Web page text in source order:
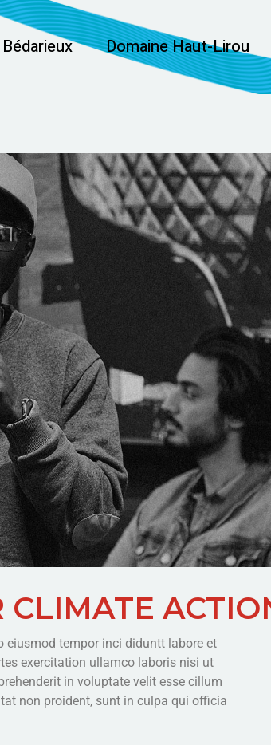
Bédarieux Domaine Haut-Lirou
CLIMATE
eiusmod tempor inci diduntt labore et
exercitation ullamco laboris nisi ut
in voluptate velit esse cillum
non proident, sunt in culpa qui officia